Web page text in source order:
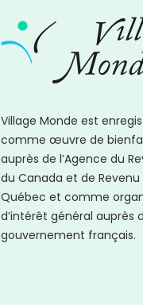
Village Monde est
comme œuvre de
auprès de l’Agence du
du Canada et de Revenu
Québec et comme
d’intérêt général auprès
gouvernement français.